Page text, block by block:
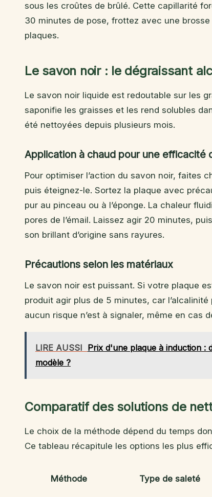
sous les croûtes de brûlé. Cette capillarité
30 minutes de pose, frottez avec une
plaques.
Le savon noir : le dégraissant
Le savon noir liquide est redoutable sur les
saponifie les graisses et les rend solubles
été nettoyées depuis plusieurs mois.
Application à chaud pour une efficacité
Pour optimiser l’action du savon noir, faites
puis éteignez-le. Sortez la plaque avec
pur au pinceau ou à l’éponge. La chaleur
pores de l’émail. Laissez agir 20 minutes,
son brillant d’origine sans rayures.
Précautions selon les matériaux
Le savon noir est puissant. Si votre plaque
produit agir plus de 5 minutes, car l’alcalinité
aucun risque n’est à signaler, même en cas
LIRE AUSSI Prix d'une plaque à induction :
modèle ?
Comparatif des solutions de
Le choix de la méthode dépend du temps
Ce tableau récapitule les options les plus
Méthode Type de saleté